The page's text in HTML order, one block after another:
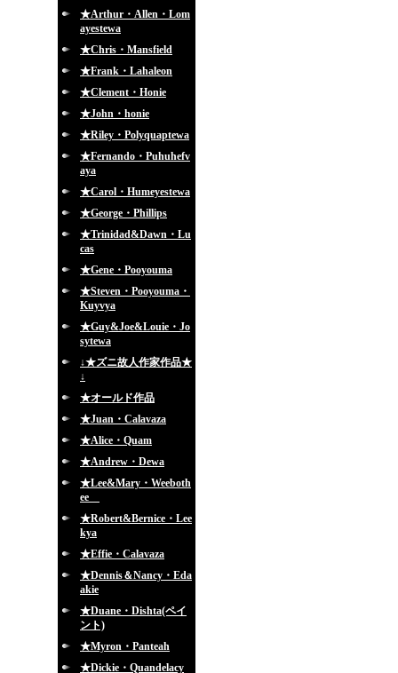
★Arthur・Allen・Lom
ayestewa
★Chris・Mansfield
★Frank・Lahaleon
★Clement・Honie
★John・honie
★Riley・Polyquaptewa
★Fernando・Puhuhefv
aya
★Carol・Humeyestewa
★George・Phillips
★Trinidad&Dawn・Lu
cas
★Gene・Pooyouma
★Steven・Pooyouma・
Kuyvya
★Guy&Joe&Louie・Jo
sytewa
↓★ズニ故人作家作品★
↓
★オールド作品
★Juan・Calavaza
★Alice・Quam
★Andrew・Dewa
★Lee&Mary・Weeboth
ee
★Robert&Bernice・Lee
kya
★Effie・Calavaza
★Dennis＆Nancy・Eda
akie
★Duane・Dishta(ペイ
ント)
★Myron・Panteah
★Dickie・Quandelacy